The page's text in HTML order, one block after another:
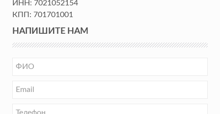
ИНН: 7021052154
КПП: 701701001
НАПИШИТЕ НАМ